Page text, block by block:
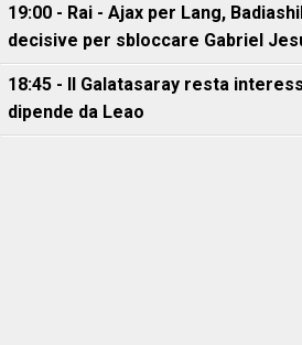
19:00 - Rai - Ajax per Lang,
decisive per sbloccare Gabriel
18:45 - Il Galatasaray resta
dipende da Leao